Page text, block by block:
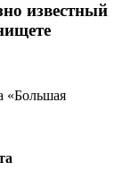
известный